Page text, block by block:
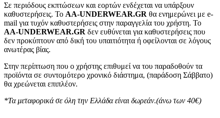
Σε περιόδους εκπτώσεων και εορτών ενδέχεται να υπάρξουν
καθυστερήσεις. Το AA-UNDERWEAR.GR θα ενημερώνει με e-
mail για τυχόν καθυστερήσεις στην παραγγελία του χρήστη. Το
AA-UNDERWEAR.GR δεν ευθύνεται για καθυστερήσεις που
δεν προκύπτουν από δική του υπαιτιότητα ή οφείλονται σε λόγους
ανωτέρας βίας.
Στην περίπτωση που ο χρήστης επιθυμεί να του παραδοθούν τα
προϊόντα σε συντομότερο χρονικό διάστημα, (παράδοση Σάββατο)
θα χρεώνεται επιπλέον.
*Τα μεταφορικά σε όλη την Ελλάδα είναι δωρεάν.(άνω των 40€)